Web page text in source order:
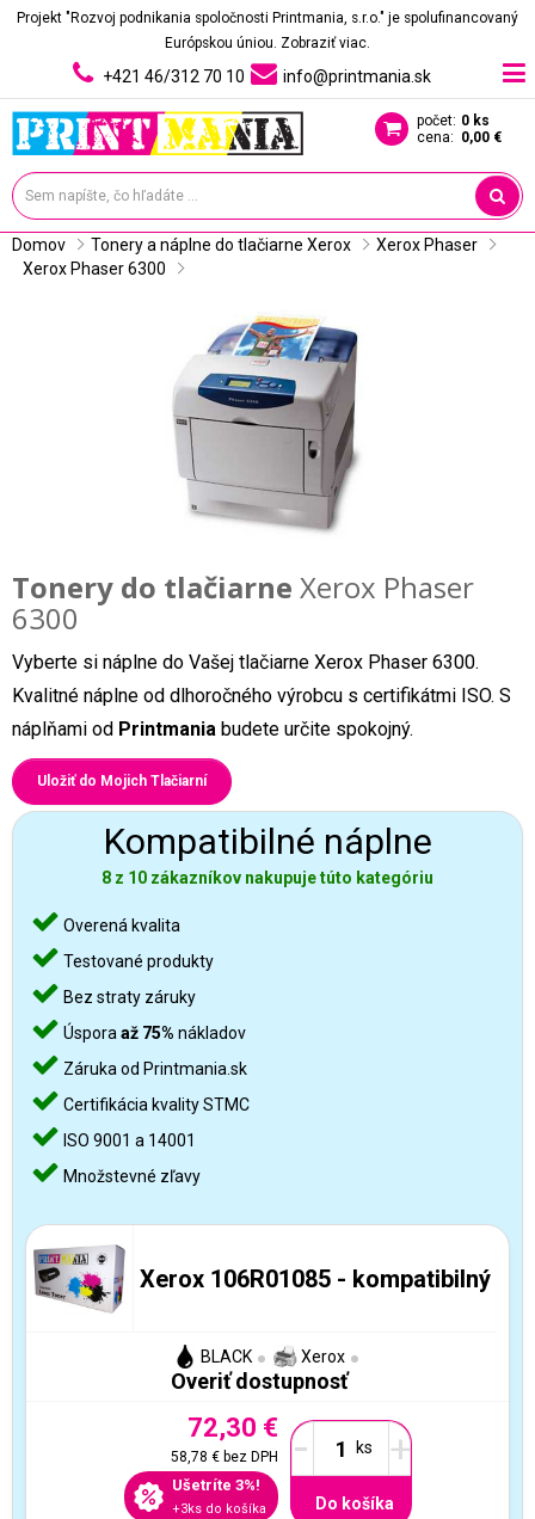
Projekt "Rozvoj podnikania spoločnosti Printmania, s.r.o." je spolufinancovaný
Európskou úniou. Zobraziť viac.
+421 46/312 70 10 info@printmania.sk
počet: 0 ks
cena: 0,00 €
Domov Tonery a náplne do tlačiarne Xerox
Xerox Phaser
Xerox Phaser 6300
Tonery do tlačiarne Xerox Phaser
6300
Vyberte si náplne do Vašej tlačiarne Xerox Phaser 6300.
Kvalitné náplne od dlhoročného výrobcu s certifikátmi ISO. S
náplňami od Printmania budete určite spokojný.
Uložiť do Mojich Tlačiarní
Kompatibilné náplne
8 z 10 zákazníkov nakupuje túto kategóriu
Overená kvalita
Testované produkty
Bez straty záruky
Úspora až 75% nákladov
Záruka od Printmania.sk
Certifikácia kvality STMC
ISO 9001 a 14001
Množstevné zľavy
Xerox 106R01085 - kompatibilný
BLACK Xerox
Overiť dostupnosť
72,30 €
58,78 €bez DPH
Ušetríte 3%!
+3ks do košíka
- +
Do košíka